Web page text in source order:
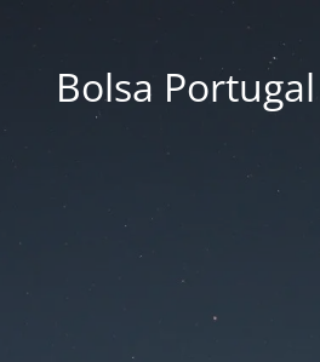
Bolsa